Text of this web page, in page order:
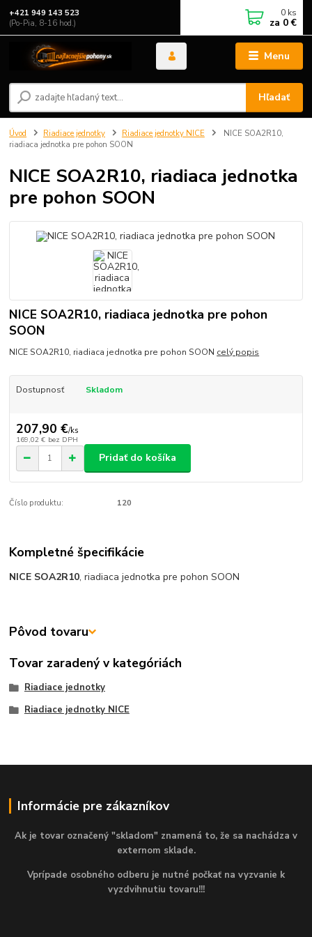
Menu
Hľadať
+421 949 143 523
(Po-Pia, 8-16 hod.)
0 ks
za 0 €
Úvod Riadiace jednotky Riadiace jednotky NICE
NICE SOA2R10,
riadiaca jednotka pre pohon SOON
NICE SOA2R10, riadiaca jednotka
pre pohon SOON
NICE SOA2R10, riadiaca jednotka pre pohon
SOON
NICE SOA2R10, riadiaca jednotka pre pohon SOON celý popis
Dostupnosť Skladom
207,90 €/ks
169,02 € bez DPH
Pridať do košíka
Číslo produktu: 120
Kompletné špecifikácie
NICE SOA2R10, riadiaca jednotka pre pohon SOON
Pôvod tovaru
Tovar zaradený v kategóriách
Riadiace jednotky
Riadiace jednotky NICE
Informácie pre zákazníkov
Ak je tovar označený "skladom" znamená to, že sa nachádza v
externom sklade.
Vprípade osobného odberu je nutné počkať na vyzvanie k
vyzdvihnutiu tovaru!!!